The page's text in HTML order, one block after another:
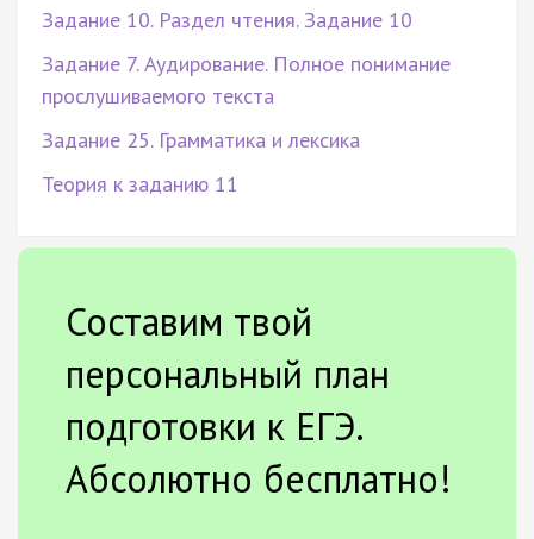
Задание 10. Раздел чтения. Задание 10
Задание 7. Аудирование. Полное понимание
прослушиваемого текста
Задание 25. Грамматика и лексика
Теория к заданию 11
Составим твой
персональный план
подготовки к ЕГЭ.
Абсолютно бесплатно!